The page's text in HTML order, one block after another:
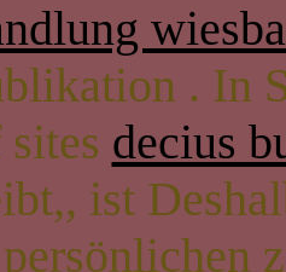
. In
decius
ist